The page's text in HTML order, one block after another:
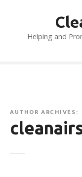
Helping and
AUTHOR ARCHIVES: